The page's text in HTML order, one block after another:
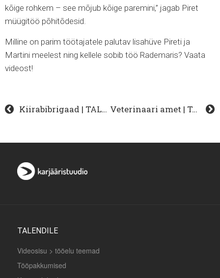
kõige rohkem – see mõjub kõige paremini,” jagab Piret
müügitöö põhitõdesid.
Milline on parim töötajatele palutav lisahüve Pireti ja
Martini meelest ning kellele sobib töö Rademaris? Vaata
videost!
Kiirabibrigaad | TALENDISÕNA Veterinaari amet | TALENDISÕNA
TALENDILE
Videosisu > tööelu teemad
Tööpakkumised